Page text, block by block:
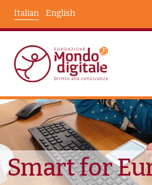
English
Italian
Progetti Smart For
Smart for